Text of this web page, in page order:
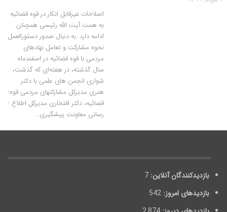
اصلاحات غیرقابل انکار در قوه ­قضائیه
به ­همت آیت­ الله ­رئیسی همچنان
ادامه دارد. به ­دنبال صدور دستورالعمل
نحوه مشارکت و تعامل نهاد­های
مردمی با قوه ­قضائیه در اسفندماه
سال گذشته، در هفته‌ای که گذشت،
شواری انجمن ­های علمی با دکتر
هنری مدیرکل مشارکت­های مردمی قوه­
قضائیه، دکتر افتخاری مدیرکل اطلاع ­
رسانی معاونت پیشگیری…
بازدیدکنندگان آنلاین: 7
بازدیدهای امروز: 542